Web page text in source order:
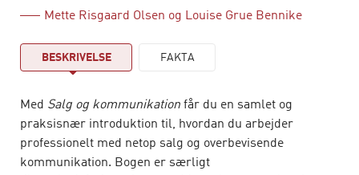
Mette Risgaard Olsen og Louise Grue Bennike
BESKRIVELSE FAKTA
Med Salg og kommunikation får du en samlet og
praksisnær introduktion til, hvordan du arbejder
professionelt med netop salg og overbevisende
kommunikation. Bogen er særligt